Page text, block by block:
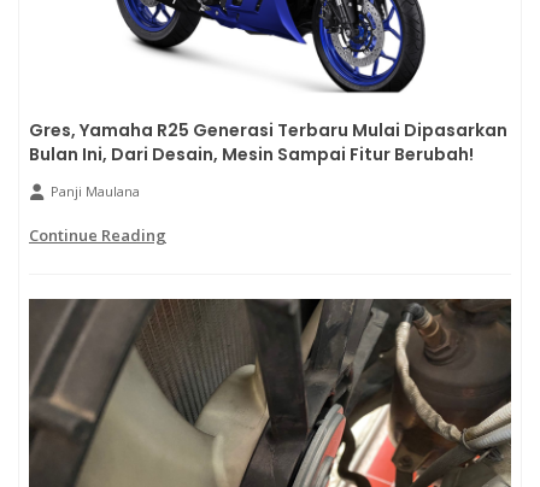
Gres, Yamaha R25 Generasi Terbaru Mulai Dipasarkan
Bulan Ini, Dari Desain, Mesin Sampai Fitur Berubah!
Panji Maulana
Continue Reading